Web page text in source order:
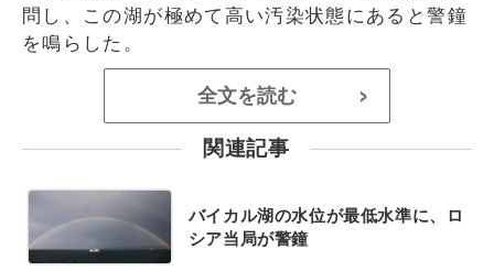
問し、この湖が極めて高い汚染状態にあると警鐘
を鳴らした。
全文を読む >
関連記事
バイカル湖の水位が最低水準に、ロ
シア当局が警鐘